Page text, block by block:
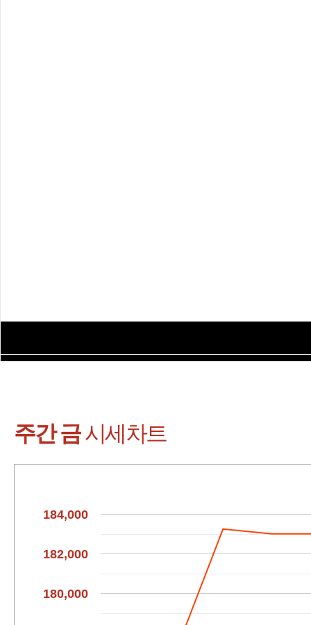
주간 금시세차트
180,000
182,000
184,000